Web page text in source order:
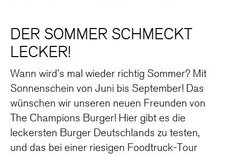
DER SOMMER SCHMECKT
LECKER!
Wann wird’s mal wieder richtig Sommer? Mit
Sonnenschein von Juni bis September! Das
wünschen wir unseren neuen Freunden von
The Champions Burger! Hier gibt es die
leckersten Burger Deutschlands zu testen,
und das bei einer riesigen Foodtruck-Tour